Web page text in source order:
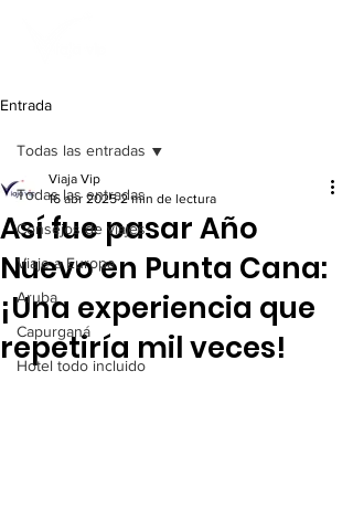
Entrada
Todas las entradas
Consejos de viajes
Viaje a Europa
Aruba
Capurganá
Hotel todo incluido
Todas las entradas
Así fue pasar Año
Nuevo en Punta Cana:
¡Una experiencia que
repetiría mil veces!
Viaja Vip
16 abr 2025 2 min de lectura